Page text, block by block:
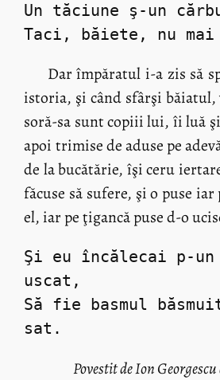
Un tăciune ş-un
Taci, băiete, nu mai
Dar împăratul i-a zis să
istoria, şi când sfârşi băiatul,
soră-sa sunt copiii lui, îi luă
apoi trimise de aduse pe
de la bucătărie, îşi ceru
făcuse să sufere, şi o puse
el, iar pe ţigancă puse d-o
Şi eu încălecai p-un
uscat,
Să fie basmul
sat.
Povestit de Ion